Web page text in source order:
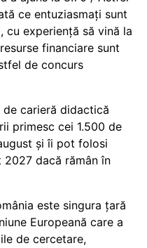
ce entuziasmați sunt
cu experiență să vină la
financiare sunt
de concurs
de carieră didactică
primesc cei 1.500 de
și îi pot folosi
2027 dacă rămân în
este singura țară
Europeană care a
de cercetare,